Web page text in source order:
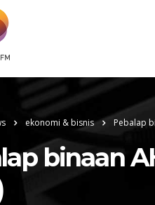
ekonomi & bisnis Pebalap
binaan